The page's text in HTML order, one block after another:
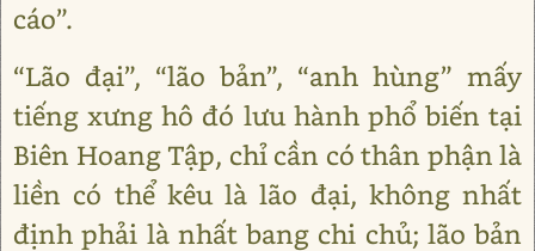
cáo”.
“Lão đại”, “lão bản”, “anh hùng” mấy
tiếng xưng hô đó lưu hành phổ biến tại
Biên Hoang Tập, chỉ cần có thân phận là
liền có thể kêu là lão đại, không nhất
định phải là nhất bang chi chủ; lão bản